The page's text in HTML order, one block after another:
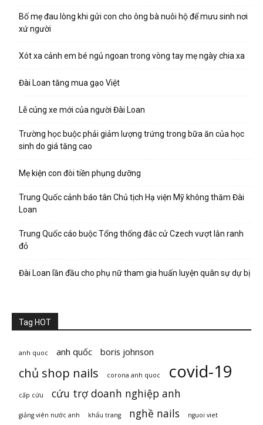
Bố mẹ đau lòng khi gửi con cho ông bà nuôi hộ để mưu sinh nơi
xứ người
Xót xa cảnh em bé ngủ ngoan trong vòng tay mẹ ngày chia xa
Đài Loan tăng mua gạo Việt
Lễ cúng xe mới của người Đài Loan
Trường học buộc phải giảm lượng trứng trong bữa ăn của học
sinh do giá tăng cao
Mẹ kiện con đòi tiền phụng dưỡng
Trung Quốc cảnh báo tân Chủ tịch Hạ viện Mỹ không thăm Đài
Loan
Trung Quốc cáo buộc Tổng thống đắc cử Czech vượt lằn ranh
đỏ
Đài Loan lần đầu cho phụ nữ tham gia huấn luyện quân sự dự bị
Tag HOT
anh quoc anh quốc boris johnson
chủ shop nails corona anh quoc covid-19
cấp cứu cứu trợ doanh nghiệp anh
giảng viên nước anh khẩu trang nghề nails nguoi viet